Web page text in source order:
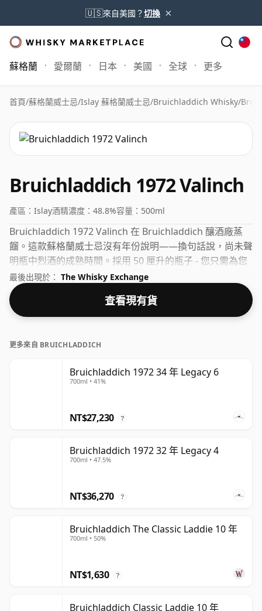
🇺🇸來自美國？切換 ×
蘇格蘭 愛爾蘭 日本 美國 全球 更多
首頁/蘇格蘭威士忌/Islay 蘇格蘭威士忌/Bruichladdich Whisky/
Bruichladdich 1972 Valinch
產區： Islay酒精濃度： 48.8%容量： 500ml
Bruichladdich 1972 Valinch 在 Bruichladdich 釀酒廠蒸
餾。這款蘇格蘭威士忌沒有年份說明——換句話說，尚未聲
明瓶中烈酒的成熟時間。採用 50 厘升的瓶子 - 您只需為您
的朋友倒小杯即可！
最後出現於： The Whisky Exchange
查看現有貨
更多來自 BRUICHLADDICH
Bruichladdich 1972 34 年 Legacy 6
700ml • 41%
NT$27,230 ?
Bruichladdich 1972 32 年 Legacy 4
700ml • 47.5%
NT$36,270 ?
Bruichladdich The Classic Laddie 10 年
700ml • 50%
NT$1,630 ?
Bruichladdich Classic Laddie 10 年